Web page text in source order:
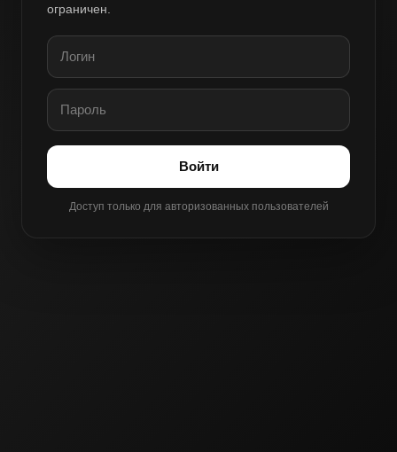
ограничен.
Войти
Доступ только для авторизованных пользователей